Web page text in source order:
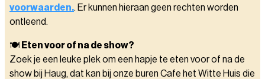
voorwaarden.. Er kunnen hieraan geen rechten worden
ontleend.
🍽️ Eten voor of na de show?
Zoek je een leuke plek om een hapje te eten voor of na de
show bij Haug, dat kan bij onze buren Cafe het Witte Huis die